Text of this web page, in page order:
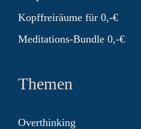
Kopffreiräume für 0,-€
Meditations-Bundle 0,-€
Themen
Overthinking